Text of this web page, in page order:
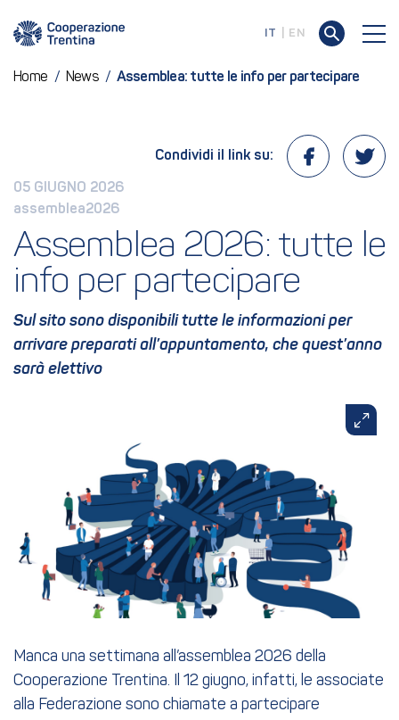
IT EN
Home / News / Assemblea: tutte le info per partecipare
05 GIUGNO 2026
assemblea2026
Condividi il link su:
Assemblea 2026: tutte le
info per partecipare
Sul sito sono disponibili tutte le informazioni per
arrivare preparati all’appuntamento, che quest’anno
sarà elettivo
Manca una settimana all’assemblea 2026 della
Cooperazione Trentina. Il 12 giugno, infatti, le associate
alla Federazione sono chiamate a partecipare